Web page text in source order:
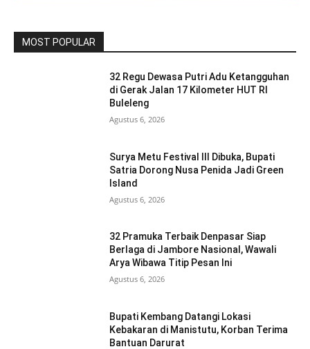
MOST POPULAR
32 Regu Dewasa Putri Adu Ketangguhan
di Gerak Jalan 17 Kilometer HUT RI
Buleleng
Agustus 6, 2026
Surya Metu Festival III Dibuka, Bupati
Satria Dorong Nusa Penida Jadi Green
Island
Agustus 6, 2026
32 Pramuka Terbaik Denpasar Siap
Berlaga di Jambore Nasional, Wawali
Arya Wibawa Titip Pesan Ini
Agustus 6, 2026
Bupati Kembang Datangi Lokasi
Kebakaran di Manistutu, Korban Terima
Bantuan Darurat